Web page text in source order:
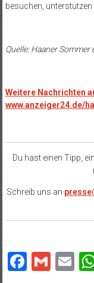
besuchen, unterstützen
Quelle: Haaner Sommer
Weitere Nachrichten
www.anzeiger24.de/
Du hast einen Tipp,
Schreib uns an